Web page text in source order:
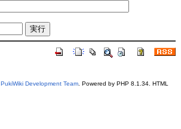
PukiWiki Development Team. Powered by PHP 8.1.34. HTML